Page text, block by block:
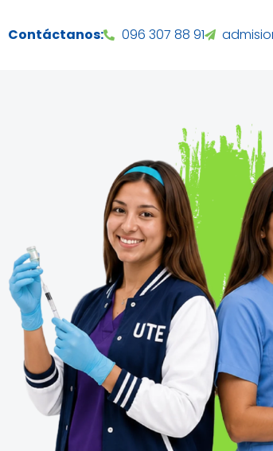
Contáctanos: 096 307 88 91